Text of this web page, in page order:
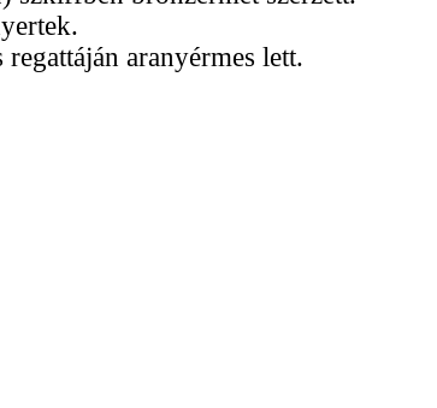
aranyérmes lett.